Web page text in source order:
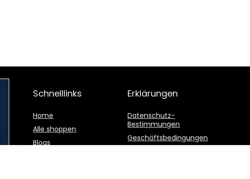
Schnelllinks
Home
Alle shoppen
Blogs
Erklärungen
Datenschutz-
Bestimmungen
Geschäftsbedingungen